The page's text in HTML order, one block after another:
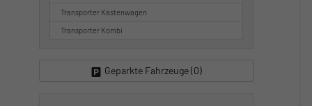
Transporter Kastenwagen
Transporter Kombi
Geparkte Fahrzeuge (0)